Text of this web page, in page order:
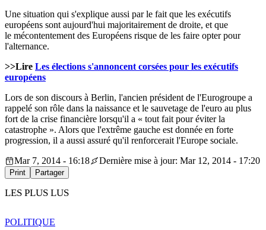
Une situation qui s'explique aussi par le fait que les exécutifs
européens sont aujourd'hui majoritairement de droite, et que
le mécontentement des Européens risque de les faire opter pour
l'alternance.
>>Lire Les élections s'annoncent corsées pour les exécutifs
européens
Lors de son discours à Berlin, l'ancien président de l'Eurogroupe a
rappelé son rôle dans la naissance et le sauvetage de l'euro au plus
fort de la crise financière lorsqu'il a « tout fait pour éviter la
catastrophe ». Alors que l'extrême gauche est donnée en forte
progression, il a aussi assuré qu'il renforcerait l'Europe sociale.
Mar 7, 2014 - 16:18
Dernière mise à jour: Mar 12, 2014 - 17:20
Print Partager
LES PLUS LUS
POLITIQUE